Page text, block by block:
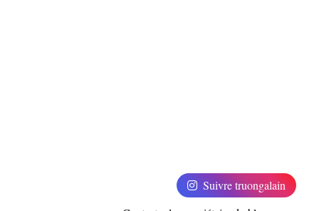
Suivre truongalain